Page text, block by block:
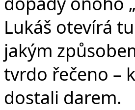
Lukáš otevírá
jakým
tvrdo řečeno –
dostali darem.